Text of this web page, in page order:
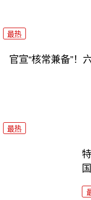
最热
官宣“核常兼备”！
最热